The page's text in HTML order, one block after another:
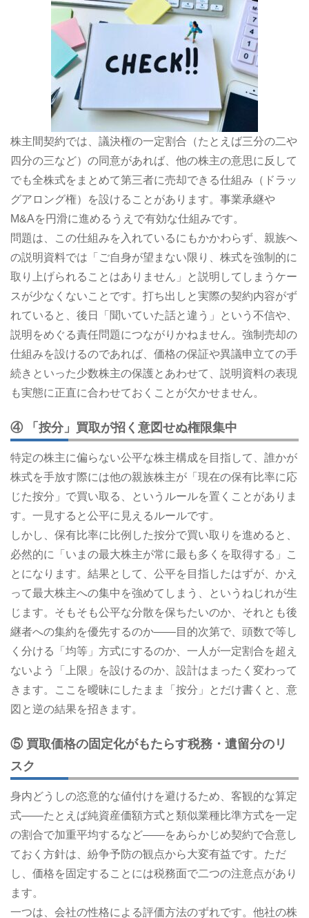
株主間契約では、議決権の一定割合（たとえば三分の二や
四分の三など）の同意があれば、他の株主の意思に反して
でも全株式をまとめて第三者に売却できる仕組み（ドラッ
グアロング権）を設けることがあります。事業承継や
М&Aを円滑に進めるうえで有効な仕組みです。
問題は、この仕組みを入れているにもかかわらず、親族へ
の説明資料では「ご自身が望まない限り、株式を強制的に
取り上げられることはありません」と説明してしまうケー
スが少なくないことです。打ち出しと実際の契約内容がず
れていると、後日「聞いていた話と違う」という不信や、
説明をめぐる責任問題につながりかねません。強制売却の
仕組みを設けるのであれば、価格の保証や異議申立ての手
続きといった少数株主の保護とあわせて、説明資料の表現
も実態に正直に合わせておくことが欠かせません。
④ 「按分」買取が招く意図せぬ権限集中
特定の株主に偏らない公平な株主構成を目指して、誰かが
株式を手放す際には他の親族株主が「現在の保有比率に応
じた按分」で買い取る、というルールを置くことがありま
す。一見すると公平に見えるルールです。
しかし、保有比率に比例した按分で買い取りを進めると、
必然的に「いまの最大株主が常に最も多くを取得する」こ
とになります。結果として、公平を目指したはずが、かえ
って最大株主への集中を強めてしまう、というねじれが生
じます。そもそも公平な分散を保ちたいのか、それとも後
継者への集約を優先するのか――目的次第で、頭数で等し
く分ける「均等」方式にするのか、一人が一定割合を超え
ないよう「上限」を設けるのか、設計はまったく変わって
きます。ここを曖昧にしたまま「按分」とだけ書くと、意
図と逆の結果を招きます。
⑤ 買取価格の固定化がもたらす税務・遺留分のリ
スク
身内どうしの恣意的な値付けを避けるため、客観的な算定
式――たとえば純資産価額方式と類似業種比準方式を一定
の割合で加重平均するなど――をあらかじめ契約で合意し
ておく方針は、紛争予防の観点から大変有益です。ただ
し、価格を固定することには税務面で二つの注意点があり
ます。
一つは、会社の性格による評価方法のずれです。他社の株